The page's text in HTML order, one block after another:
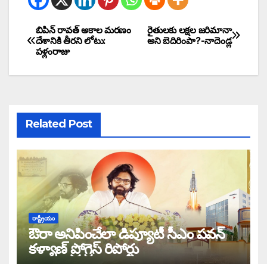
రైతులకు లక్షల జరిమానా
అని బెదిరింపా?-నాదెండ్ల
బిపిన్ రావత్ అకాల మరణం
దేశానికి తీరని లోటు:
పళ్లంరాజు
Related Post
రాష్ట్రీయం
ఔరా అనిపించేలా డిప్యూటీ సీఎం పవన్
కళ్యాణ్ ప్రోగ్రెస్ రిపోర్టు